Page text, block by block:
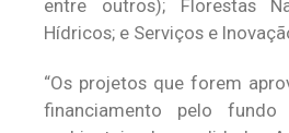
entre outros); Florestas
Hídricos; e Serviços e
“Os projetos que forem
financiamento pelo fundo